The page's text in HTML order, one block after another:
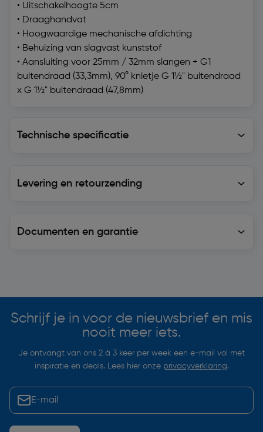
• Uitschakelhoogte 5cm
• Draaghandvat
• Hoogwaardige mechanische afdichting
• Behuizing van slagvast kunststof
• Aansluiting voor 25mm / 32mm slangen + G1
buitendraad (33,3mm), 90° knietje G 1½" buitendraad
x G 1½" buitendraad (47,8mm)
Technische specificatie
Levering en retourzending
Documenten en garantie
Schrijf je in voor de nieuwsbrief en mis
nooit meer iets.
Je ontvangt van ons 2 à 3 keer per week een e-mail vol met
inspiratie en deals. Lees hier onze privacyverklaring.